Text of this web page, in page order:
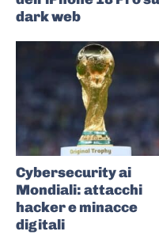
dark web
Cybersecurity ai
Mondiali: attacchi
hacker e minacce
digitali